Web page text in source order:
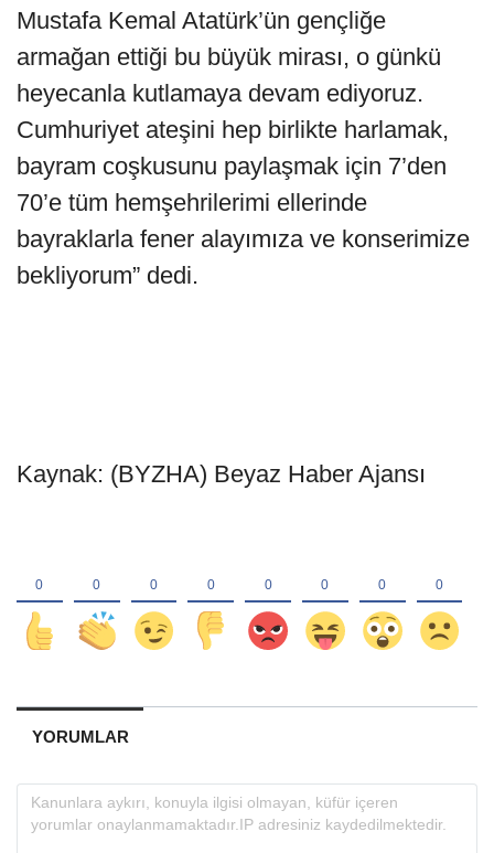
Mustafa Kemal Atatürk’ün gençliğe
armağan ettiği bu büyük mirası, o günkü
heyecanla kutlamaya devam ediyoruz.
Cumhuriyet ateşini hep birlikte harlamak,
bayram coşkusunu paylaşmak için 7’den
70’e tüm hemşehrilerimi ellerinde
bayraklarla fener alayımıza ve konserimize
bekliyorum” dedi.
Kaynak: (BYZHA) Beyaz Haber Ajansı
YORUMLAR